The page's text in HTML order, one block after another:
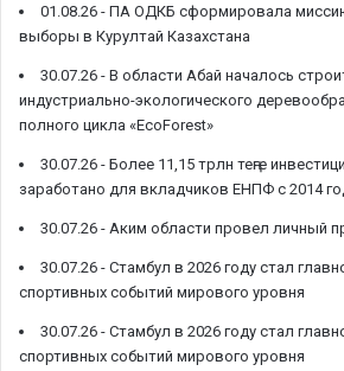
01.08.26 - ПА ОДКБ сформировала
выборы в Курултай Казахстана
30.07.26 - В области Абай началось
индустриально-экологического
полного цикла «EcoForest»
30.07.26 - Более 11,15 трлн теңге
заработано для вкладчиков ЕНПФ с 2014
30.07.26 - Аким области провел личный
30.07.26 - Стамбул в 2026 году стал
спортивных событий мирового уровня
30.07.26 - Стамбул в 2026 году стал
спортивных событий мирового уровня